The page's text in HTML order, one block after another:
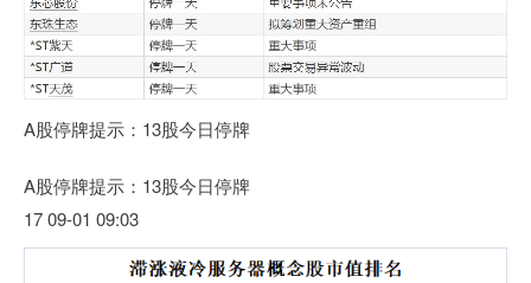
A股停牌提示：13股今日停牌
A股停牌提示：13股今日停牌
17 09-01 09:03